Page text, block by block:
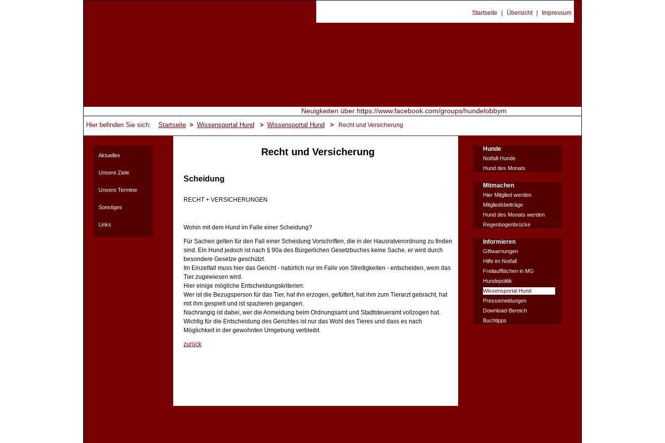
Startseite Übersicht Impressum
Hier befinden Sie sich: Startseite > Wissensportal Hund > Wissensportal Hund > Recht und Versicherung
Aktuelles
Unsere Ziele
Unsere Termine
Sonstiges
Links
Recht und Versicherung
Scheidung
RECHT + VERSICHERUNGEN
Wohin mit dem Hund im Falle einer Scheidung?
Für Sachen gelten für den Fall einer Scheidung Vorschriften, die in der Hausratverordnung zu finden
sind. Ein Hund jedoch ist nach § 90a des Bürgerlichen Gesetzbuches keine Sache, er wird durch
besondere Gesetze geschützt.
Im Einzelfall muss hier das Gericht - natürlich nur im Falle von Streitigkeiten - entscheiden, wem das
Tier zugewiesen wird.
Hier einige mögliche Entscheidungskriterien:
Wer ist die Bezugsperson für das Tier, hat ihn erzogen, gefüttert, hat ihm zum Tierarzt gebracht, hat
mit ihm gespielt und ist spazieren gegangen.
Nachrangig ist dabei, wer die Anmeldung beim Ordnungsamt und Stadtsteueramt vollzogen hat.
Wichtig für die Entscheidung des Gerichtes ist nur das Wohl des Tieres und dass es nach
Möglichkeit in der gewohnten Umgebung verbleibt.
zurück
Hunde
Notfall-Hunde
Hund des Monats
Mitmachen
Hier Mitglied werden
Mitgliedsbeiträge
Hund des Monats werden
Regenbogenbrücke
Informieren
Giftwarnungen
Hilfe im Notfall
Freilaufflächen in MG
Hundepolitik
Wissensportal Hund
Pressemeldungen
Download-Bereich
Buchtipps